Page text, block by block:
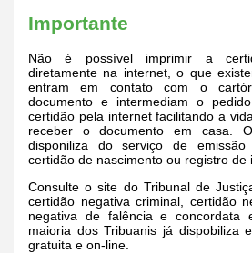
Importante
Não é possível imprimir a
diretamente na internet, o que
entram em contato com o
documento e intermediam o
certidão pela internet facilitando a
receber o documento em casa.
disponiliza do serviço de
certidão de nascimento ou registro de
Consulte o site do Tribunal de
certidão negativa criminal, certidão
negativa de falência e concordata
maioria dos Tribuanis já dispobiliza
gratuita e on-line.